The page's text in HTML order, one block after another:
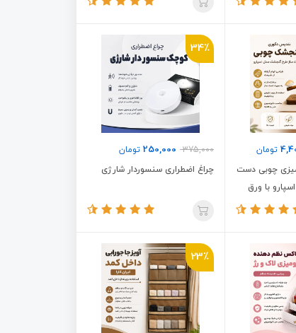
تومان
چوبی دست
با ورق
34٪
375,000
250,000 تومان
چراغ اضطراری سنسوردار شارژی
23٪